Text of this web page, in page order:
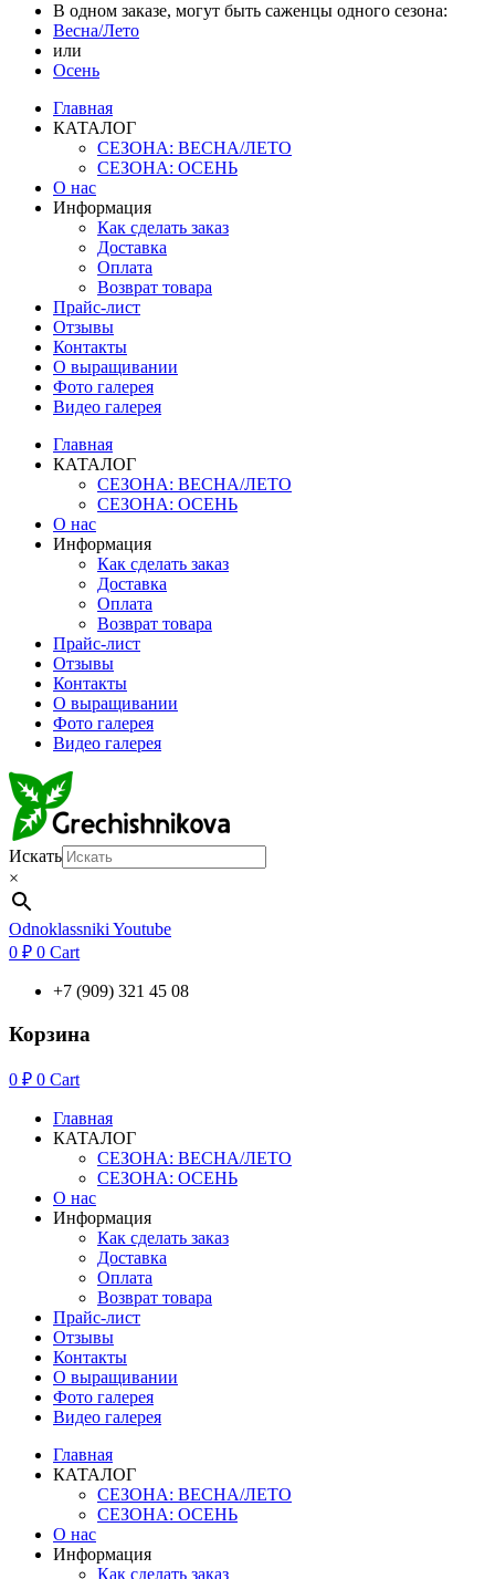
В одном заказе, могут быть саженцы одного сезона:
Весна/Лето
или
Осень
Главная
КАТАЛОГ
СЕЗОНА: ВЕСНА/ЛЕТО
СЕЗОНА: ОСЕНЬ
О нас
Информация
Как сделать заказ
Доставка
Оплата
Возврат товара
Прайс-лист
Отзывы
Контакты
О выращивании
Фото галерея
Видео галерея
Главная
КАТАЛОГ
СЕЗОНА: ВЕСНА/ЛЕТО
СЕЗОНА: ОСЕНЬ
О нас
Информация
Как сделать заказ
Доставка
Оплата
Возврат товара
Прайс-лист
Отзывы
Контакты
О выращивании
Фото галерея
Видео галерея
Искать
×
Odnoklassniki Youtube
0 ₽ 0 Cart
+7 (909) 321 45 08
Корзина
0 ₽ 0 Cart
Главная
КАТАЛОГ
СЕЗОНА: ВЕСНА/ЛЕТО
СЕЗОНА: ОСЕНЬ
О нас
Информация
Как сделать заказ
Доставка
Оплата
Возврат товара
Прайс-лист
Отзывы
Контакты
О выращивании
Фото галерея
Видео галерея
Главная
КАТАЛОГ
СЕЗОНА: ВЕСНА/ЛЕТО
СЕЗОНА: ОСЕНЬ
О нас
Информация
Как сделать заказ